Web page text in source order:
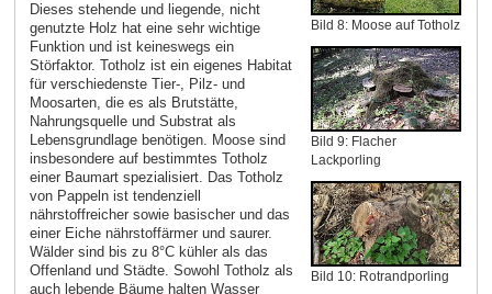
Bild 8: Moose auf Totholz
Bild 9: Flacher
Lackporling
Bild 10: Rotrandporling
Dieses stehende und liegende, nicht
genutzte Holz hat eine sehr wichtige
Funktion und ist keineswegs ein
Störfaktor. Totholz ist ein eigenes Habitat
für verschiedenste Tier-, Pilz- und
Moosarten, die es als Brutstätte,
Nahrungsquelle und Substrat als
Lebensgrundlage benötigen. Moose sind
insbesondere auf bestimmtes Totholz
einer Baumart spezialisiert. Das Totholz
von Pappeln ist tendenziell
nährstoffreicher sowie basischer und das
einer Eiche nährstoffärmer und saurer.
Wälder sind bis zu 8°C kühler als das
Offenland und Städte. Sowohl Totholz als
auch lebende Bäume halten Wasser